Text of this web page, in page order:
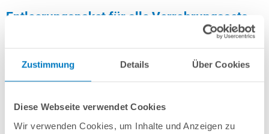
Zustimmung Details Über Cookies
Diese Webseite verwendet Cookies
Wir verwenden Cookies, um Inhalte und Anzeigen zu
Entleerungspaket für alle Verrohrungssets
Artikel-Nr.: 280283
inkl. gesetzlicher MwSt.zzgl. Versandkosten; ab 99,- frachtfrei